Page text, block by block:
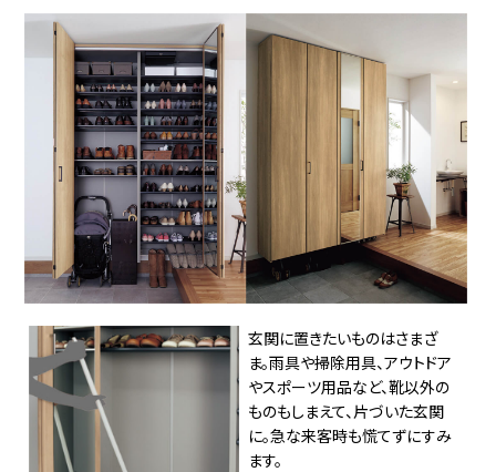
玄関に置きたいものはさまざ
ま。雨具や掃除用具、アウトドア
やスポーツ用品など、靴以外の
ものもしまえて、片づいた玄関
に。急な来客時も慌てずにすみ
ます。